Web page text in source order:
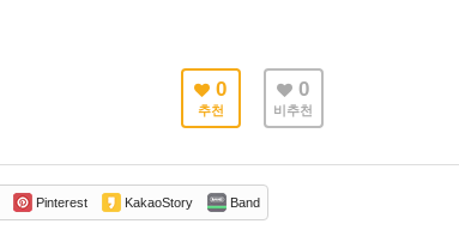
0
추천
0
비추천
Pinterest KakaoStory Band